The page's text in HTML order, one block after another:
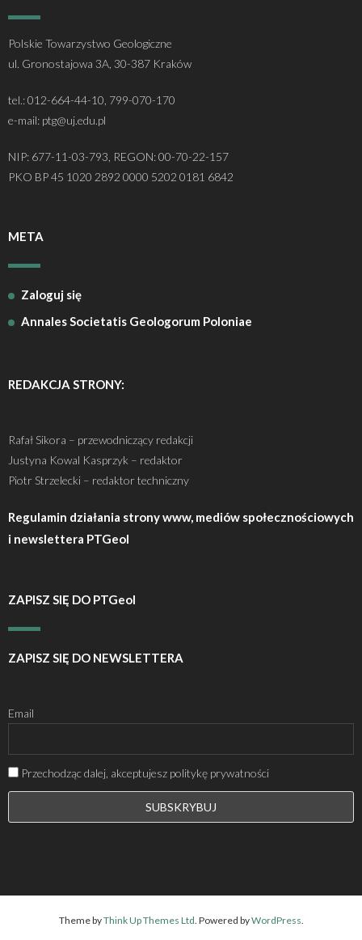
Polskie Towarzystwo Geologiczne
ul. Gronostajowa 3A, 30-387 Kraków
tel.: 012-664-44-10, 799-070-170
e-mail: ptg@uj.edu.pl
NIP: 677-11-03-793, REGON: 00-70-22-157
PKO BP 45 1020 2892 0000 5202 0181 6842
META
Zaloguj się
Annales Societatis Geologorum Poloniae
REDAKCJA STRONY:
Rafał Sikora – przewodniczący redakcji
Justyna Kowal Kasprzyk – redaktor
Piotr Strzelecki – redaktor techniczny
Regulamin działania strony www, mediów społecznościowych
i newslettera PTGeol
ZAPISZ SIĘ DO PTGeol
ZAPISZ SIĘ DO NEWSLETTERA
Email
Przechodząc dalej, akceptujesz politykę prywatności
Theme byThink Up Themes Ltd. Powered byWordPress.